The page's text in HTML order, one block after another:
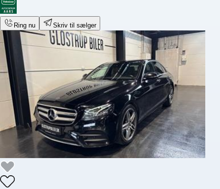
Ring nu Skriv til sælger